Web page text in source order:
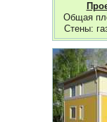
Общая
Стены: